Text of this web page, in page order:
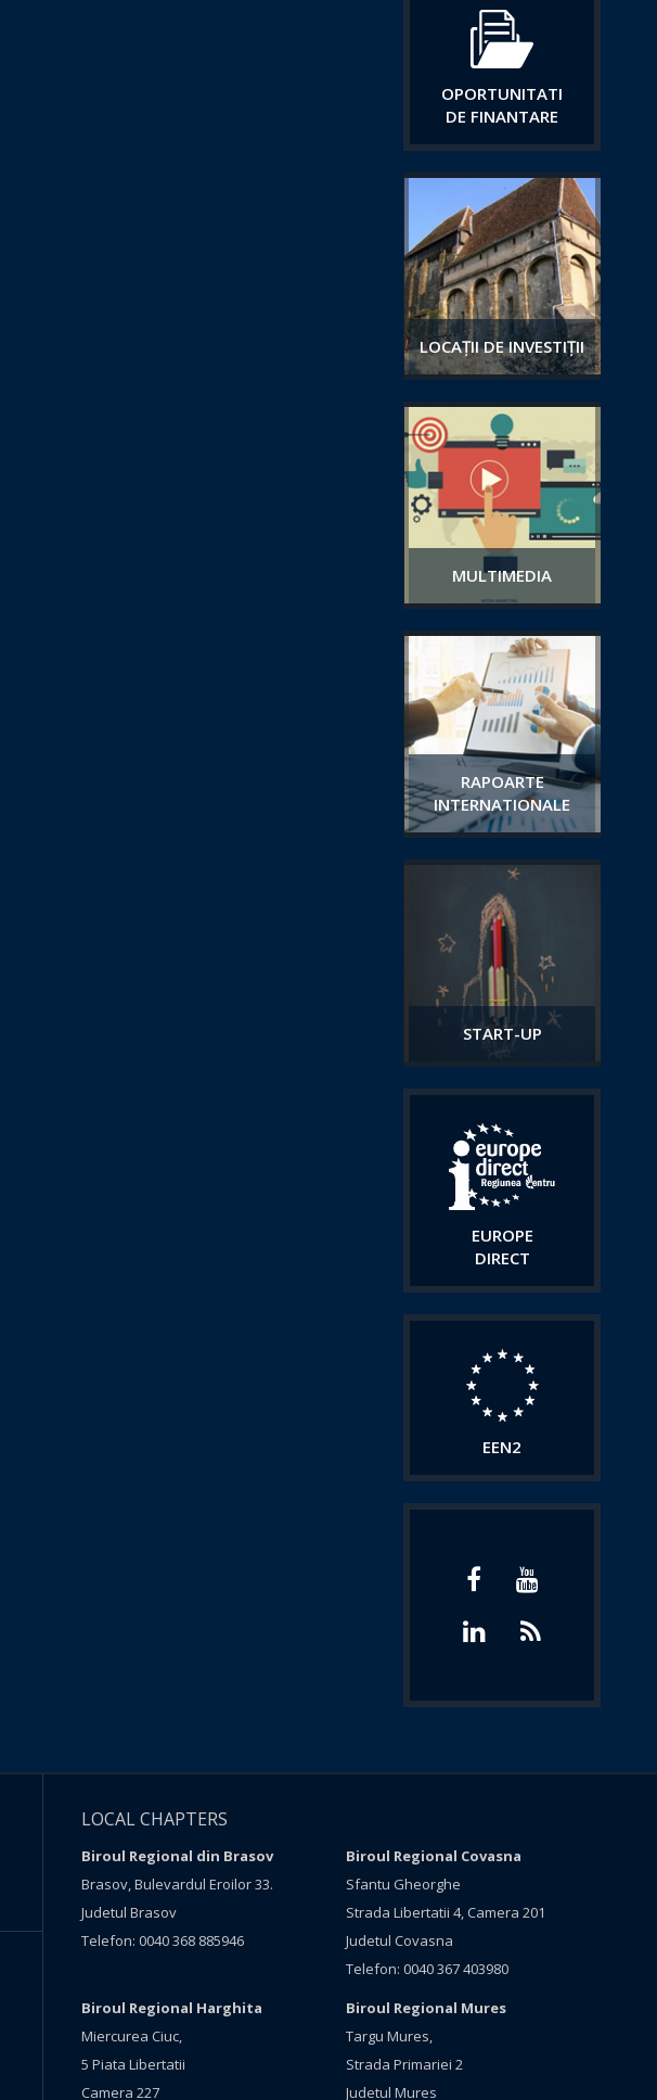
OPORTUNITATI
DE FINANTARE
LOCAȚII DE INVESTIȚII
MULTIMEDIA
RAPOARTE
INTERNATIONALE
START-UP
EUROPE
DIRECT
EEN2
LOCAL CHAPTERS
Biroul Regional din Brasov
Brasov, Bulevardul Eroilor 33.
Judetul Brasov
Telefon: 0040 368 885946
Biroul Regional Covasna
Sfantu Gheorghe
Strada Libertatii 4, Camera 201
Judetul Covasna
Telefon: 0040 367 403980
Biroul Regional Harghita
Miercurea Ciuc,
5 Piata Libertatii
Camera 227
Biroul Regional Mures
Targu Mures,
Strada Primariei 2
Judetul Mures